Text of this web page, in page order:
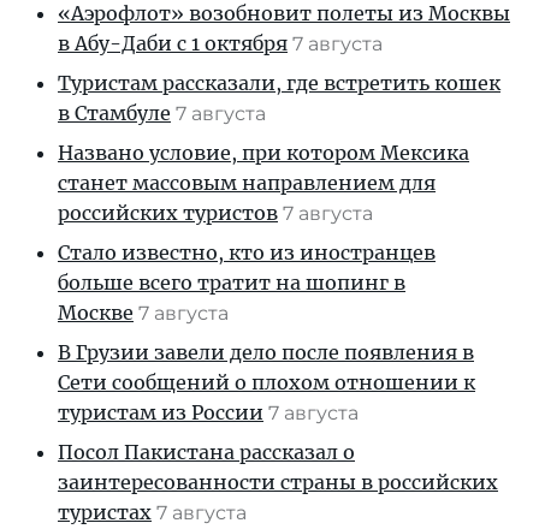
«Аэрофлот» возобновит полеты из Москвы
в Абу-Даби с 1 октября 7 августа
Туристам рассказали, где встретить кошек
в Стамбуле 7 августа
Названо условие, при котором Мексика
станет массовым направлением для
российских туристов 7 августа
Стало известно, кто из иностранцев
больше всего тратит на шопинг в
Москве 7 августа
В Грузии завели дело после появления в
Сети сообщений о плохом отношении к
туристам из России 7 августа
Посол Пакистана рассказал о
заинтересованности страны в российских
туристах 7 августа